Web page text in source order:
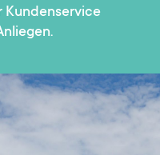
Kundenservice